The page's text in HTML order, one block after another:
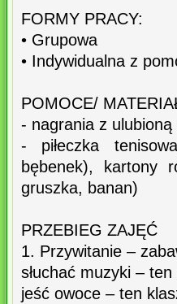
FORMY PRACY:
• Grupowa
• Indywidualna z
POMOCE/
- nagrania z
- piłeczka
bębenek), kartony
gruszka, banan)
PRZEBIEG ZAJĘĆ
1. Przywitanie –
słuchać muzyki – ten
jeść owoce – ten